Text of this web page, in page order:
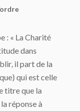
: « La Charité
dans
il part de la
qui est celle
titre que la
réponse à